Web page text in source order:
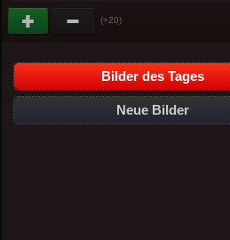
(+20)
Bilder des Tages
Neue Bilder